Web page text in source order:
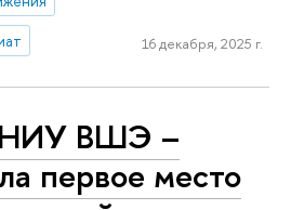
16 декабря, 2025 г.
НИУ ВШЭ –
первое место